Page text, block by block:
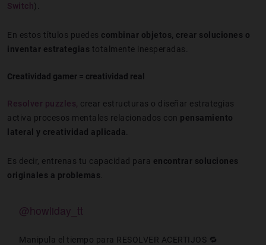
Switch).
En estos títulos puedes combinar objetos, crear soluciones o
inventar estrategias totalmente inesperadas.
Creatividad gamer = creatividad real
Resolver puzzles, crear estructuras o diseñar estrategias
activa procesos mentales relacionados con pensamiento
lateral y creatividad aplicada
Es decir, entrenas tu capacidad para encontrar soluciones
originales a problemas
@howliday_tt
Manipula el tiempo para RESOLVER ACERTIJOS 🔁